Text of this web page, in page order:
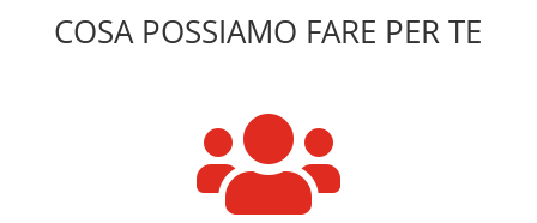
COSA POSSIAMO FARE PER TE
